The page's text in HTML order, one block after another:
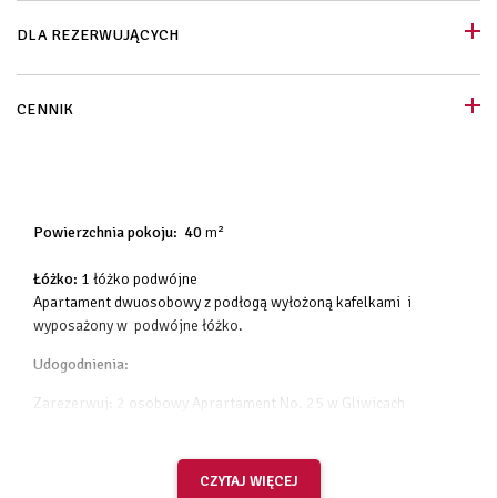
DLA REZERWUJĄCYCH
CENNIK
Powierzchnia pokoju: 40m²
Łóżko: 1 łóżko podwójne
Apartament dwuosobowy z podłogą wyłożoną kafelkami i
wyposażony w podwójne łóżko.
Udogodnienia:
Zarezerwuj: 2 osobowy Aprartament No. 25 w Gliwicach
telewizor z płaskim ekranem
kuchnia w pełni wyposażona
CZYTAJ WIĘCEJ